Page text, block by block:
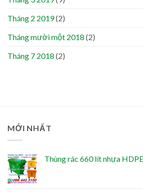
Tháng 2 2019(2)
Tháng mười một 2018 (2)
Tháng 7 2018 (2)
MỚI NHẤT
Thùng rác 660 lít nhựa